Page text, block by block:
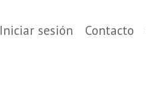
Iniciar sesión Contacto